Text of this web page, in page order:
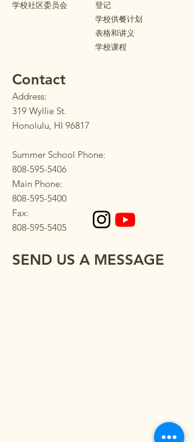
学校社区委员会
登记
学校供餐计划
表格和讲义
学校课程
Contact
Address:
319 Wyllie St.
Honolulu, HI 96817
Summer School Phone:
808-595-5406
Main Phone:
808-595-5400
Fax:
808-595-5405
SEND US A MESSAGE